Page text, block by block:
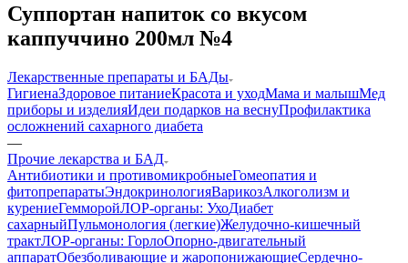
Суппортан напиток со вкусом
каппуччино 200мл №4
Лекарственные препараты и БАДы
ГигиенаЗдоровое питаниеКрасота и уходМама и малышМед
приборы и изделияИдеи подарков на веснуПрофилактика
осложнений сахарного диабета
—
Прочие лекарства и БАД
Антибиотики и противомикробныеГомеопатия и
фитопрепаратыЭндокринологияВарикозАлкоголизм и
курениеГемморойЛОР-органы: УхоДиабет
сахарныйПульмонология (легкие)Желудочно-кишечный
трактЛОР-органы: ГорлоОпорно-двигательный
аппаратОбезболивающие и жаропонижающиеСердечно-